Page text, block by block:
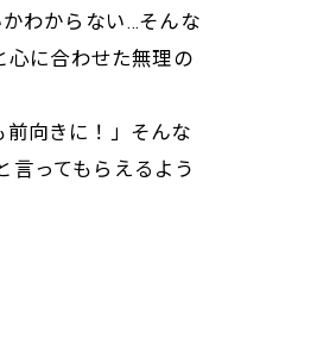
わからない…そんな
心に合わせた無理の
向きに！」そんな
言ってもらえるよう